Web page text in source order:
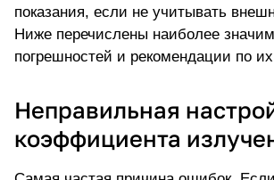
показания, если не учитывать
Ниже перечислены наиболее
погрешностей и рекомендации по
Неправильная
коэффициента